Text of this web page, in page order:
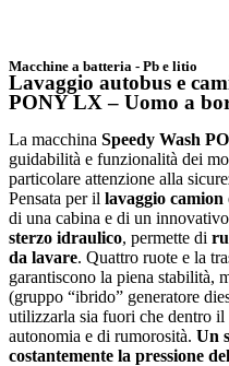
Macchine a batteria - Pb e litio
Lavaggio autobus e
PONY LX – Uomo a
La macchina Speedy Wash
guidabilità e funzionalità dei
particolare attenzione alla
Pensata per il lavaggio camion
di una cabina e di un
sterzo idraulico, permette di
da lavare. Quattro ruote e la
garantiscono la piena stabilità,
(gruppo “ibrido” generatore
utilizzarla sia fuori che dentro
autonomia e di rumorosità. Un
costantemente la pressione